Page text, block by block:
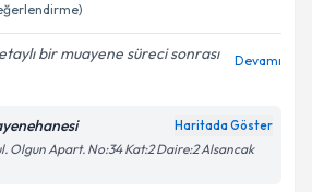
bir muayene süreci sonrası
Devamı
Haritada Göster
Olgun Apart. No:34 Kat:2 Daire:2 Alsancak